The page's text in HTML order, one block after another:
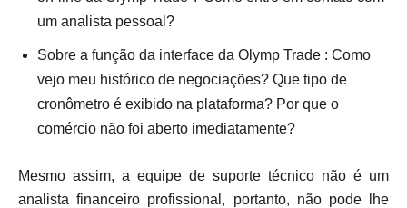
um analista pessoal?
Sobre a função da interface da Olymp Trade : Como
vejo meu histórico de negociações? Que tipo de
cronômetro é exibido na plataforma? Por que o
comércio não foi aberto imediatamente?
Mesmo assim, a equipe de suporte técnico não é um
analista financeiro profissional, portanto, não pode lhe